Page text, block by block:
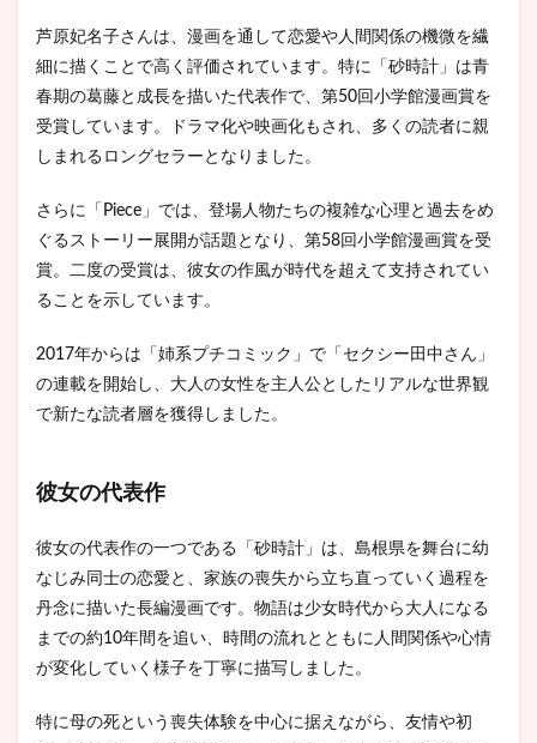
1.1
彼女
の代
表作
2
クシ
ー田
中さ
ん」
年の
作
2.1
ドラ
機
2.2
と報
道
2.3
テレ
の対
応と
芦原妃名子さんは、漫画を通して恋愛や人間関係の機微を繊
細に描くことで高く評価されています。特に「砂時計」は青
春期の葛藤と成長を描いた代表作で、第50回小学館漫画賞を
受賞しています。ドラマ化や映画化もされ、多くの読者に親
しまれるロングセラーとなりました。
さらに「Piece」では、登場人物たちの複雑な心理と過去をめ
ぐるストーリー展開が話題となり、第58回小学館漫画賞を受
賞。二度の受賞は、彼女の作風が時代を超えて支持されてい
ることを示しています。
2017年からは「姉系プチコミック」で「セクシー田中さん」
の連載を開始し、大人の女性を主人公としたリアルな世界観
で新たな読者層を獲得しました。
彼女の代表作
彼女の代表作の一つである「砂時計」は、島根県を舞台に幼
なじみ同士の恋愛と、家族の喪失から立ち直っていく過程を
丹念に描いた長編漫画です。物語は少女時代から大人になる
までの約10年間を追い、時間の流れとともに人間関係や心情
が変化していく様子を丁寧に描写しました。
特に母の死という喪失体験を中心に据えながら、友情や初